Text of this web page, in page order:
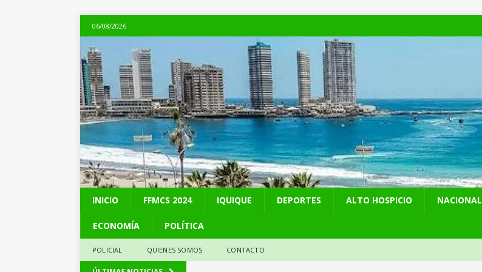
06/08/2026
INICIO FFMCS 2024 IQUIQUE DEPORTES ALTO HOSPICIO NACIONAL
ECONOMÍA POLÍTICA
POLICIAL QUIENES SOMOS CONTACTO